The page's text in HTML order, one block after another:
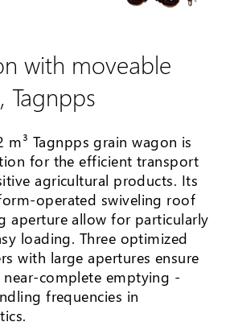
with moveable
Tagnpps
m³ Tagnpps grain wagon is
for the efficient transport
agricultural products. Its
operated swiveling roof
aperture allow for particularly
loading. Three optimized
with large apertures ensure
near-complete emptying -
frequencies in